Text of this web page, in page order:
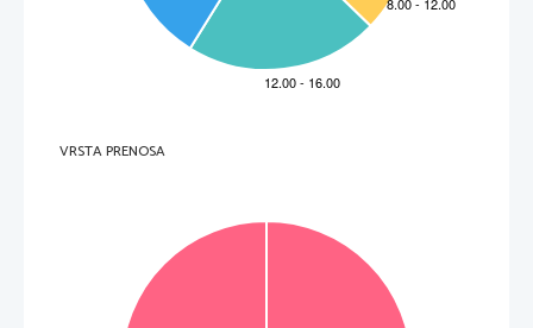
VRSTA PRENOSA